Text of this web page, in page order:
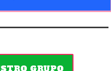
GRUPO